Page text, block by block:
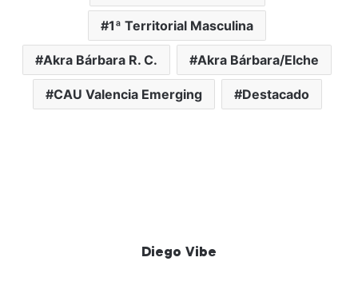
1ª Territorial Masculina
Akra Bárbara R. C. Akra Bárbara/Elche
CAU Valencia Emerging Destacado
Diego Vibe